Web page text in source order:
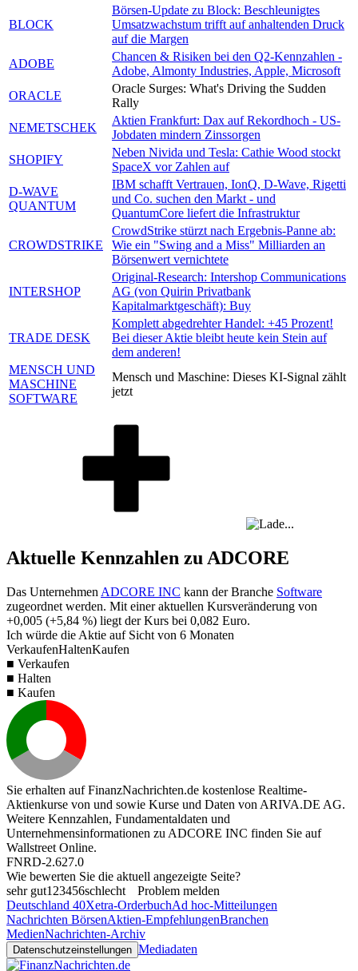
BLOCK
Börsen-Update zu Block: Beschleunigtes
Umsatzwachstum trifft auf anhaltenden Druck
auf die Margen
ADOBE
Chancen & Risiken bei den Q2-Kennzahlen -
Adobe, Almonty Industries, Apple, Microsoft
ORACLE
Oracle Surges: What's Driving the Sudden
Rally
NEMETSCHEK
Aktien Frankfurt: Dax auf Rekordhoch - US-
Jobdaten mindern Zinssorgen
SHOPIFY
Neben Nivida und Tesla: Cathie Wood stockt
SpaceX vor Zahlen auf
D-WAVE
QUANTUM
IBM schafft Vertrauen, IonQ, D-Wave, Rigetti
und Co. suchen den Markt - und
QuantumCore liefert die Infrastruktur
CROWDSTRIKE
CrowdStrike stürzt nach Ergebnis-Panne ab:
Wie ein "Swing and a Miss" Milliarden an
Börsenwert vernichtete
INTERSHOP
Original-Research: Intershop Communications
AG (von Quirin Privatbank
Kapitalmarktgeschäft): Buy
TRADE DESK
Komplett abgedrehter Handel: +45 Prozent!
Bei dieser Aktie bleibt heute kein Stein auf
dem anderen!
MENSCH UND
MASCHINE
SOFTWARE
Mensch und Maschine: Dieses KI-Signal zählt
jetzt
Aktuelle Kennzahlen zu ADCORE
Das Unternehmen ADCORE INC kann der Branche Software
zugeordnet werden. Mit einer aktuellen Kursveränderung von
+0,005 (+5,84 %) liegt der Kurs bei 0,082 Euro.
Ich würde die Aktie auf Sicht von 6 Monaten
VerkaufenHaltenKaufen
■ Verkaufen
■ Halten
■ Kaufen
Sie erhalten auf FinanzNachrichten.de kostenlose Realtime-
Aktienkurse von und sowie Kurse und Daten von ARIVA.DE AG.
Weitere Kennzahlen, Fundamentaldaten und
Unternehmensinformationen zu ADCORE INC finden Sie auf
Wallstreet Online.
FNRD-2.627.0
Wie bewerten Sie die aktuell angezeigte Seite?
sehr gut1 23456schlecht
Problem melden
Deutschland 40Xetra-OrderbuchAd hoc-Mitteilungen
Nachrichten BörsenAktien-EmpfehlungenBranchen
MedienNachrichten-Archiv
Datenschutzeinstellungen Mediadaten